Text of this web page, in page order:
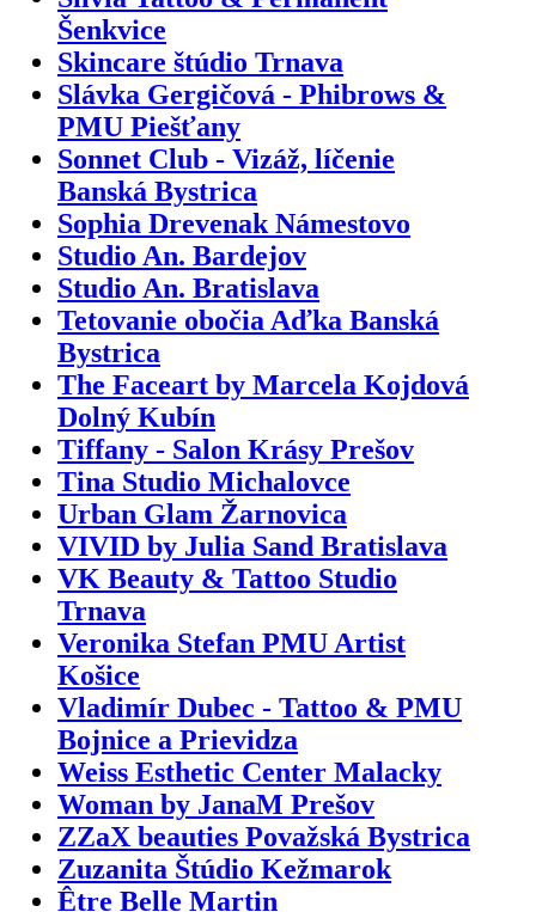
Šenkvice
Skincare štúdio Trnava
Slávka Gergičová - Phibrows &
PMU Piešťany
Sonnet Club - Vizáž, líčenie
Banská Bystrica
Sophia Drevenak Námestovo
Studio An. Bardejov
Studio An. Bratislava
Tetovanie obočia Aďka Banská
Bystrica
The Faceart by Marcela Kojdová
Dolný Kubín
Tiffany - Salon Krásy Prešov
Tina Studio Michalovce
Urban Glam Žarnovica
VIVID by Julia Sand Bratislava
VK Beauty & Tattoo Studio
Trnava
Veronika Stefan PMU Artist
Košice
Vladimír Dubec - Tattoo & PMU
Bojnice a Prievidza
Weiss Esthetic Center Malacky
Woman by JanaM Prešov
ZZaX beauties Považská Bystrica
Zuzanita Štúdio Kežmarok
Être Belle Martin